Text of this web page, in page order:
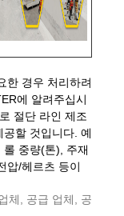
한 경우 처리하려
에 알려주십시
절단 라인 제조
할 것입니다. 예
중량(톤), 주재
압/헤르츠 등이
체, 공급 업체, 공